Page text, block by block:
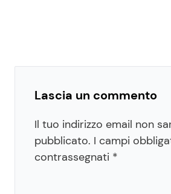
Lascia un commento
Il tuo indirizzo email non
pubblicato. I campi
contrassegnati *